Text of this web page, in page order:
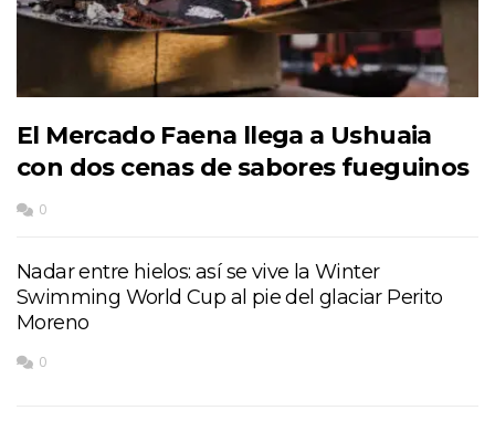
El Mercado Faena llega a Ushuaia
con dos cenas de sabores fueguinos
0
Nadar entre hielos: así se vive la Winter
Swimming World Cup al pie del glaciar Perito
Moreno
0